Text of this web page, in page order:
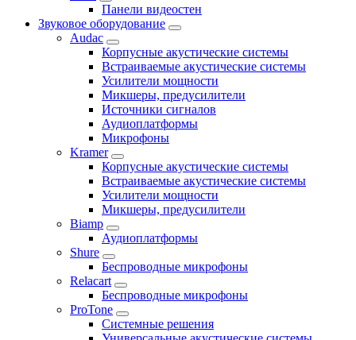
Панели видеостен
Звуковое оборудование
Audac
Корпусные акустические системы
Встраиваемые акустические системы
Усилители мощности
Микшеры, предусилители
Источники сигналов
Аудиоплатформы
Микрофоны
Kramer
Корпусные акустические системы
Встраиваемые акустические системы
Усилители мощности
Микшеры, предусилители
Biamp
Аудиоплатформы
Shure
Беспроводные микрофоны
Relacart
Беспроводные микрофоны
ProTone
Системные решения